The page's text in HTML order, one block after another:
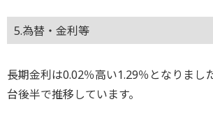
5.為替・金利等
長期金利は0.02％高い1.29％となりまし
台後半で推移しています。